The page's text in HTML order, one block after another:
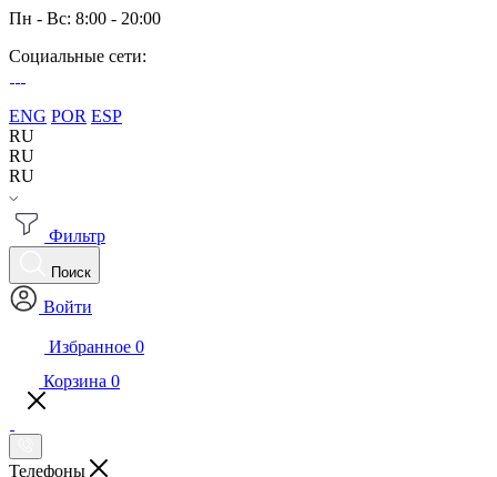
Пн - Вс: 8:00 - 20:00
Социальные сети:
ENG POR ESP
RU
RU
RU
Фильтр
Поиск
Войти
Избранное 0
Корзина 0
Телефоны